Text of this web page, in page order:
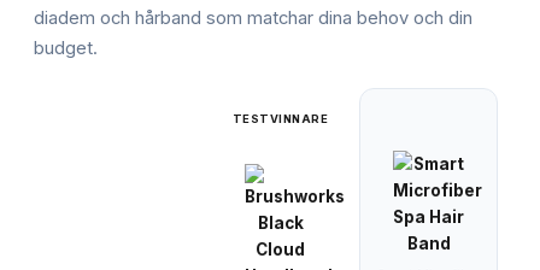
diadem och hårband som matchar dina behov och din
budget.
TESTVINNARE